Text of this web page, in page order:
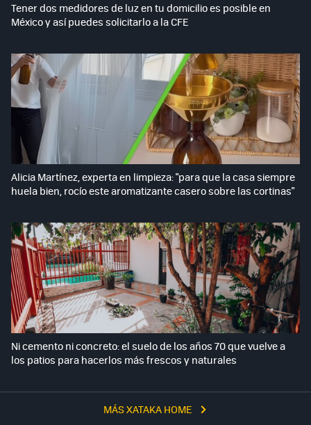
MÁS XATAKA HOME
Tener dos medidores de luz en tu domicilio es posible en
México y así puedes solicitarlo a la CFE
Alicia Martínez, experta en limpieza: "para que la casa siempre
huela bien, rocío este aromatizante casero sobre las cortinas"
Ni cemento ni concreto: el suelo de los años 70 que vuelve a
los patios para hacerlos más frescos y naturales